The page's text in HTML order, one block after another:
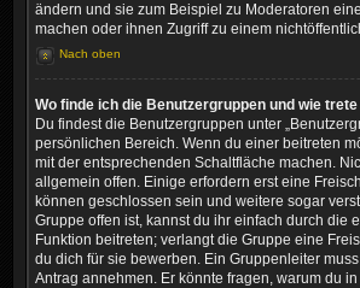
ändern und sie zum Beispiel zu Moderatoren
machen oder ihnen Zugriff zu einem
Nach oben
Wo finde ich die Benutzergruppen und wie
Du findest die Benutzergruppen unter
persönlichen Bereich. Wenn du einer beitreten
mit der entsprechenden Schaltfläche machen.
allgemein offen. Einige erfordern erst eine
können geschlossen sein und weitere sogar
Gruppe offen ist, kannst du ihr einfach durch die
Funktion beitreten; verlangt die Gruppe eine
du dich für sie bewerben. Ein Gruppenleiter
Antrag annehmen. Er könnte fragen, warum du